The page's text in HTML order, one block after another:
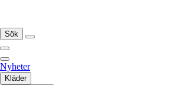
Sök
Nyheter
Kläder